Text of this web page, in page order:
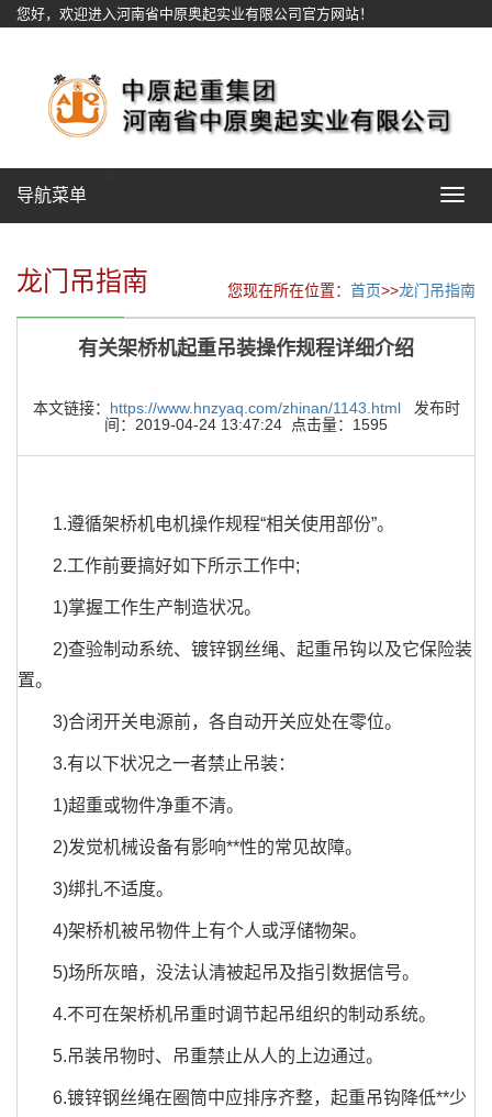
您好，欢迎进入河南省中原奥起实业有限公司官方网站！
Toggle
导航菜单
龙门吊指南 您现在所在位置： 首页>>龙门吊指南
有关架桥机起重吊装操作规程详细介绍
本文链接： https://www.hnzyaq.com/zhinan/1143.html发布时
间：2019-04-24 13:47:24 点击量：1595
1.遵循架桥机电机操作规程“相关使用部份”。
2.工作前要搞好如下所示工作中;
1)掌握工作生产制造状况。
2)查验制动系统、镀锌钢丝绳、起重吊钩以及它保险装
置。
3)合闭开关电源前，各自动开关应处在零位。
3.有以下状况之一者禁止吊装：
1)超重或物件净重不清。
2)发觉机械设备有影响**性的常见故障。
3)绑扎不适度。
4)架桥机被吊物件上有个人或浮储物架。
5)场所灰暗，没法认清被起吊及指引数据信号。
4.不可在架桥机吊重时调节起吊组织的制动系统。
5.吊装吊物时、吊重禁止从人的上边通过。
6.镀锌钢丝绳在圈筒中应排序齐整，起重吊钩降低**少